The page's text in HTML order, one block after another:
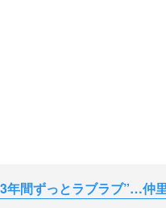
年間ずっとラブラブ”…仲